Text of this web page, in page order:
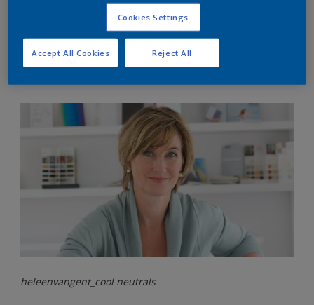
heleenvangent_cool neutrals
Cookies Settings
Reject All
Accept All Cookies